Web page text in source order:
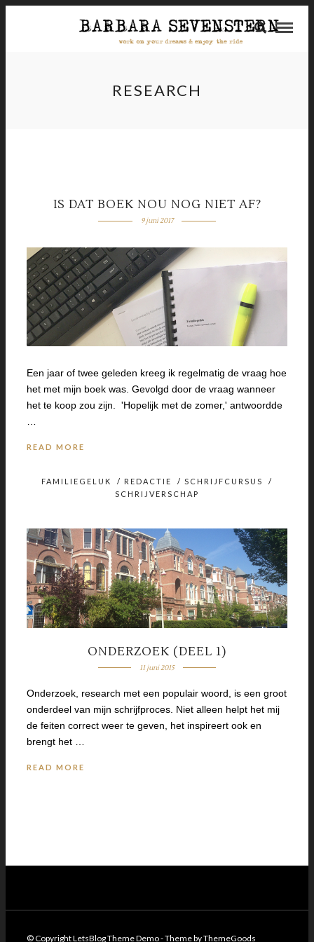
RESEARCH
IS DAT BOEK NOU NOG NIET AF?
9 juni 2017
Een jaar of twee geleden kreeg ik regelmatig de vraag hoe
het met mijn boek was. Gevolgd door de vraag wanneer
het te koop zou zijn. 'Hopelijk met de zomer,' antwoordde
…
READ MORE
FAMILIEGELUK / REDACTIE / SCHRIJFCURSUS
/
SCHRIJVERSCHAP
ONDERZOEK (DEEL 1)
11 juni 2015
Onderzoek, research met een populair woord, is een groot
onderdeel van mijn schrijfproces. Niet alleen helpt het mij
de feiten correct weer te geven, het inspireert ook en
brengt het …
READ MORE
© Copyright LetsBlog Theme Demo - Theme by ThemeGoods